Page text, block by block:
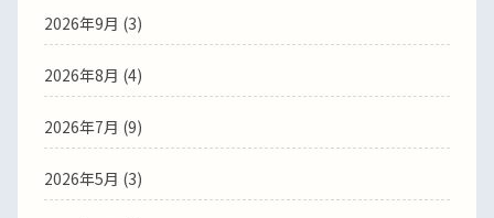
2026年9月 (3)
2026年8月 (4)
2026年7月 (9)
2026年5月 (3)